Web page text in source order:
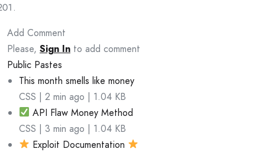
Add Comment
Please, Sign In to add comment
Public Pastes
This month smells like money
CSS | 2 min ago | 1.04 KB
API Flaw Money Method
CSS | 3 min ago | 1.04 KB
Exploit Documentation